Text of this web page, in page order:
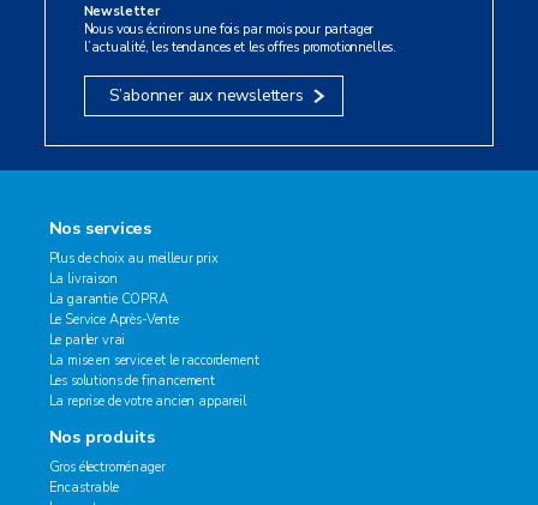
Newsletter
Nous vous écrirons une fois par mois pour partager
l’actualité, les tendances et les offres promotionnelles.
S’abonner aux newsletters
Nos services
Plus de choix au meilleur prix
La livraison
La garantie COPRA
Le Service Après-Vente
Le parler vrai
La mise en service et le raccordement
Les solutions de financement
La reprise de votre ancien appareil
Nos produits
Gros électroménager
Encastrable